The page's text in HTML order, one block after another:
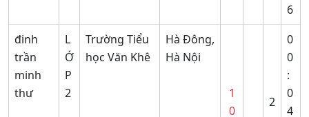
6
đinh
trần
minh
thư
L
Ớ
P
2
Trường Tiểu
học Văn Khê
Hà Đông,
Hà Nội
1
0
2
0
0
:
0
4